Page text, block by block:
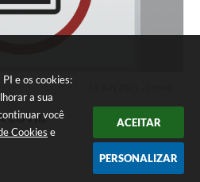
e os cookies:
a sua
você
Cookies e
ACEITAR
PERSONALIZAR
COVID